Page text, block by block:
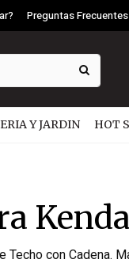
Preguntas Frecuentes
Y JARDIN HOT
Techo con Cadena.